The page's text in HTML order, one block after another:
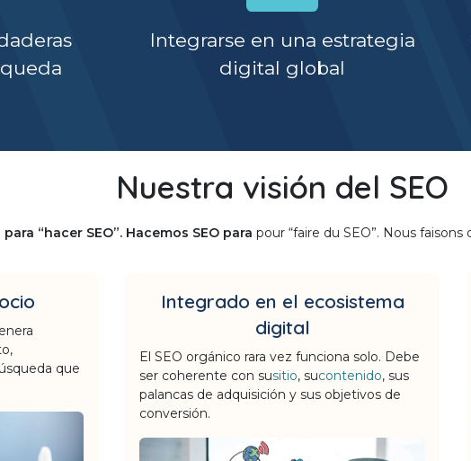
Integrarse en una estrategia
digital global
Nuestra visión del SEO
para “hacer SEO”. Hacemos SEO para pour “faire du SEO”. Nous faisons
que
Integrado en el ecosistema
digital
El SEO orgánico rara vez funciona solo. Debe
ser coherente con susitio, sucontenido, sus
palancas de adquisición y sus objetivos de
conversión.